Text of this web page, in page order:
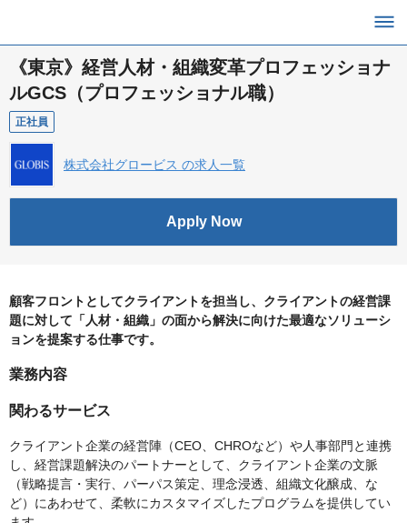
《東京》経営人材・組織変革プロフェッショナ
ルGCS（プロフェッショナル職）
正社員
株式会社グロービス の求人一覧
Apply Now
顧客フロントとしてクライアントを担当し、クライアントの経営課
題に対して「人材・組織」の面から解決に向けた最適なソリューシ
ョンを提案する仕事です。
業務内容
関わるサービス
クライアント企業の経営陣（CEO、CHROなど）や人事部門と連携
し、経営課題解決のパートナーとして、クライアント企業の文脈
（戦略提言・実行、パーパス策定、理念浸透、組織文化醸成、な
ど）にあわせて、柔軟にカスタマイズしたプログラムを提供してい